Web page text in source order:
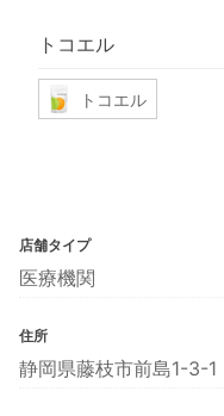
トコエル
トコエル
店舗タイプ
医療機関
住所
静岡県藤枝市前島1-3-